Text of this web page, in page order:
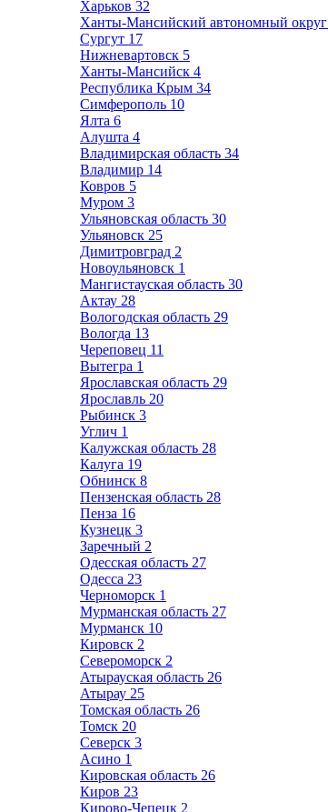
Харьков 32
Ханты-Мансийский автономный округ
Сургут 17
Нижневартовск 5
Ханты-Мансийск 4
Республика Крым 34
Симферополь 10
Ялта 6
Алушта 4
Владимирская область 34
Владимир 14
Ковров 5
Муром 3
Ульяновская область 30
Ульяновск 25
Димитровград 2
Новоульяновск 1
Мангистауская область 30
Актау 28
Вологодская область 29
Вологда 13
Череповец 11
Вытегра 1
Ярославская область 29
Ярославль 20
Рыбинск 3
Углич 1
Калужская область 28
Калуга 19
Обнинск 8
Пензенская область 28
Пенза 16
Кузнецк 3
Заречный 2
Одесская область 27
Одесса 23
Черноморск 1
Мурманская область 27
Мурманск 10
Кировск 2
Североморск 2
Атырауская область 26
Атырау 25
Томская область 26
Томск 20
Северск 3
Асино 1
Кировская область 26
Киров 23
Кирово-Чепецк 2